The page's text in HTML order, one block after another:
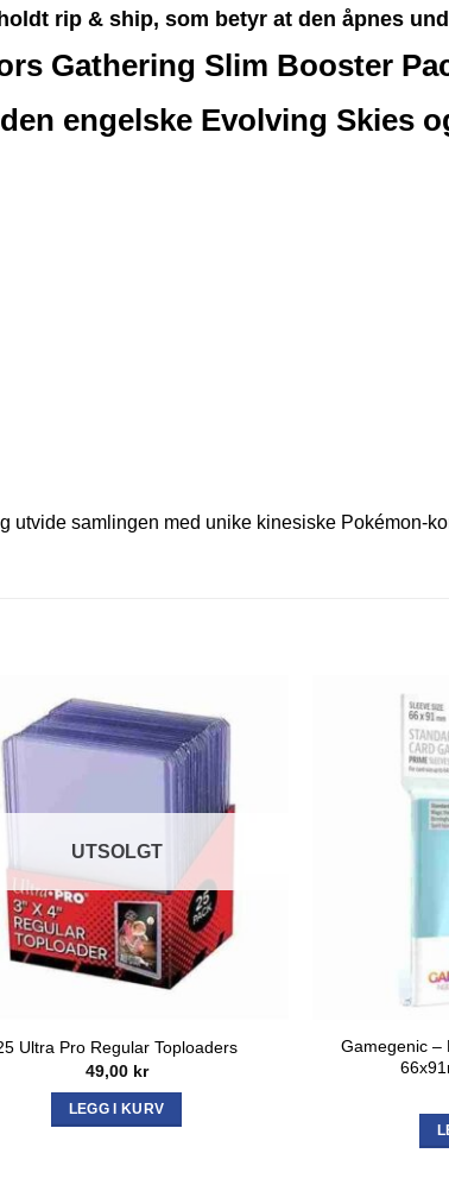
rip & ship, som betyr at den åpnes
Gathering Slim Booster
engelske Evolving Skies
utvide samlingen med unike kinesiske Pokémon-
UTSOLGT
Ultra Pro Regular Toploaders
49,00 kr
LEGG I KURV
Gamegenic –